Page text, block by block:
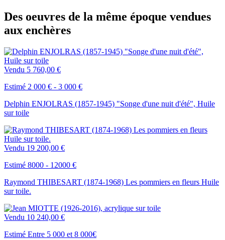
Des oeuvres de la même époque vendues
aux enchères
Vendu 5 760,00 €
Estimé 2 000 € - 3 000 €
Delphin ENJOLRAS (1857-1945) "Songe d'une nuit d'été", Huile
sur toile
Vendu 19 200,00 €
Estimé 8000 - 12000 €
Raymond THIBESART (1874-1968) Les pommiers en fleurs Huile
sur toile.
Vendu 10 240,00 €
Estimé Entre 5 000 et 8 000€